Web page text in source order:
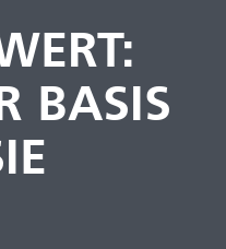
BASIS